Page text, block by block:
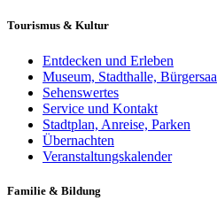
Tourismus & Kultur
Entdecken und Erleben
Museum, Stadthalle,
Sehenswertes
Service und Kontakt
Stadtplan, Anreise, Parken
Übernachten
Veranstaltungskalender
Familie & Bildung